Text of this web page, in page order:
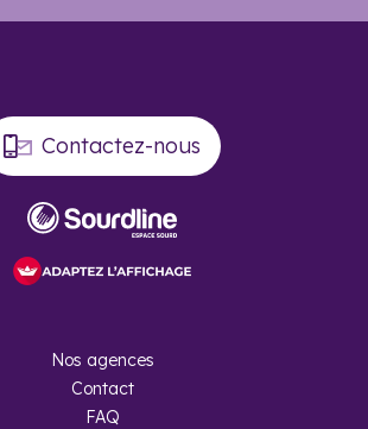
Contactez-nous
Nos agences
Contact
FAQ